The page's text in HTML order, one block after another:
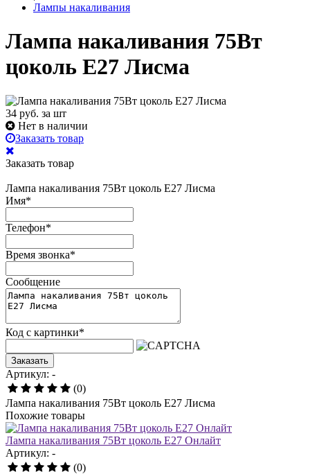
Лампы накаливания
Лампа накаливания 75Вт
цоколь Е27 Лисма
34 руб. за шт
Нет в наличии
Заказать товар
Заказать товар
Лампа накаливания 75Вт цоколь Е27 Лисма
Имя*
Телефон*
Время звонка*
Сообщение
Код с картинки*
Заказать
Артикул: -
(0)
Лампа накаливания 75Вт цоколь Е27 Лисма
Похожие товары
Лампа накаливания 75Вт цоколь Е27 Онлайт
Артикул: -
(0)